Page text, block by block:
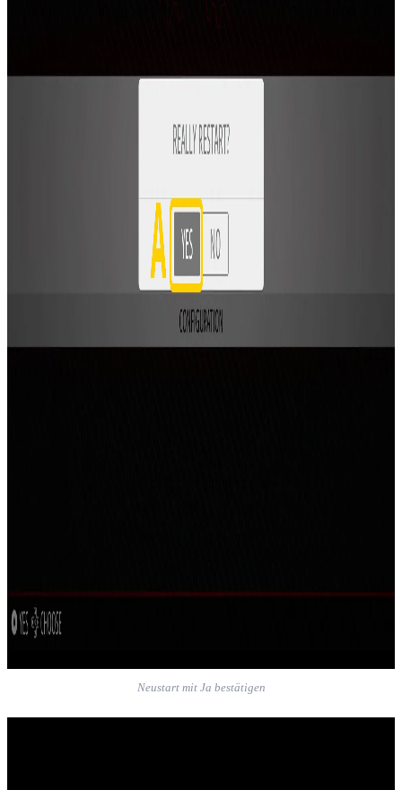
Neustart mit Ja bestätigen